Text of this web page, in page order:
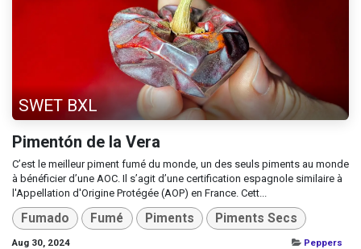
SWET BXL
Pimentón de la Vera
C’est le meilleur piment fumé du monde, un des seuls piments au monde
à bénéficier d’une AOC. Il s’agit d’une certification espagnole similaire à
l'Appellation d'Origine Protégée (AOP) en France. Cett...
Fumado Fumé Piments Piments Secs
Aug 30, 2024 Peppers